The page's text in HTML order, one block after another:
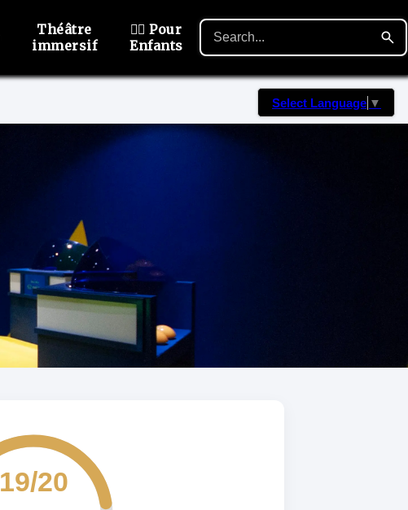
Théâtre
immersif
🙋‍♂️ Pour
Enfants
Select Language ▼
19/20